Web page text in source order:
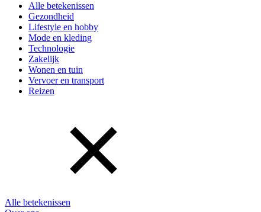
Alle betekenissen
Gezondheid
Lifestyle en hobby
Mode en kleding
Technologie
Zakelijk
Wonen en tuin
Vervoer en transport
Reizen
Alle betekenissen